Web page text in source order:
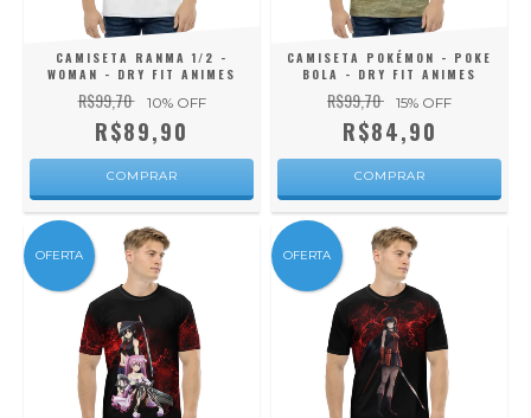
CAMISETA RANMA 1/2 -
WOMAN - DRY FIT ANIMES
R$99,70 10% OFF
R$89,90
COMPRAR
CAMISETA POKÉMON - POKE
BOLA - DRY FIT ANIMES
R$99,70 15% OFF
R$84,90
COMPRAR
OFERTA OFERTA